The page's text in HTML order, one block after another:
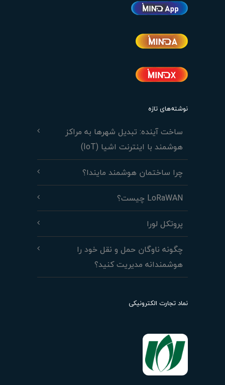
نوشته‌های تازه
ساخت آینده: تبدیل شهرها به مراکز
هوشمند با اینترنت اشیا (IoT)
چرا ساختمان هوشمند مایندا؟
LoRaWAN چیست؟
پروتکل لورا
چگونه ناوگان حمل و نقل خود را
هوشمندانه مدیریت کنید؟
نماد تجارت الکترونیکی